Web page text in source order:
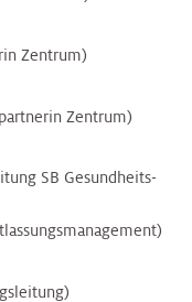
Zentrum)
Zentrum)
SB Gesundheits-